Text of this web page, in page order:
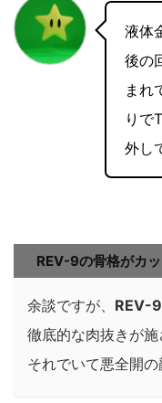
液体
後の
まれ
りで
外し
REV-9の骨格がカッ
余談ですが、 REV-9
徹底的な肉抜きが施
それでいて悪全開の